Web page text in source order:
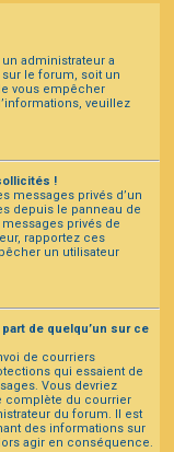
administrateur a
le forum, soit un
vous empêcher
veuillez
!
messages privés d’un
depuis le panneau de
privés de
rapportez ces
un utilisateur
de quelqu’un sur ce
de courriers
qui essaient de
Vous devriez
complète du courrier
du forum. Il est
des informations sur
agir en conséquence.